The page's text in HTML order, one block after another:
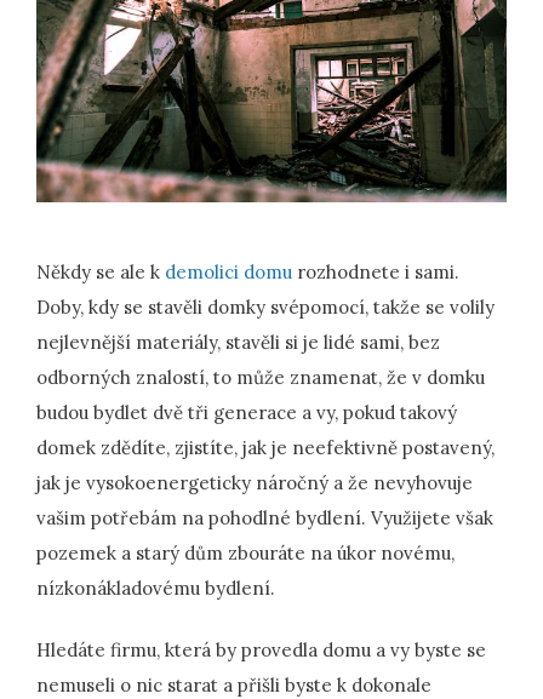
Někdy se ale k demolici domu rozhodnete i sami.
Doby, kdy se stavěli domky svépomocí, takže se volily
nejlevnější materiály, stavěli si je lidé sami, bez
odborných znalostí, to může znamenat, že v domku
budou bydlet dvě tři generace a vy, pokud takový
domek zdědíte, zjistíte, jak je neefektivně postavený,
jak je vysokoenergeticky náročný a že nevyhovuje
vašim potřebám na pohodlné bydlení. Využijete však
pozemek a starý dům zbouráte na úkor novému,
nízkonákladovému bydlení.
Hledáte firmu, která by provedla domu a vy byste se
nemuseli o nic starat a přišli byste k dokonale